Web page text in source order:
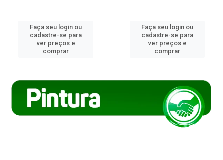
Faça seu login ou
cadastre-se para
ver preços e
comprar
Faça seu login ou
cadastre-se para
ver preços e
comprar